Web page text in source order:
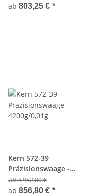
ab 803,25 € *
Kern 572-39
Präzisionswaage -
4200g/0,01g
UVP:952,00 €
ab 856,80 € *